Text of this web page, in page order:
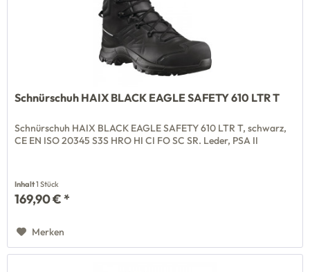
Schnürschuh HAIX BLACK EAGLE SAFETY 610 LTR T
Schnürschuh HAIX BLACK EAGLE SAFETY 610 LTR T, schwarz,
CE EN ISO 20345 S3S HRO HI CI FO SC SR. Leder, PSA II
Inhalt1 Stück
169,90 € *
Merken